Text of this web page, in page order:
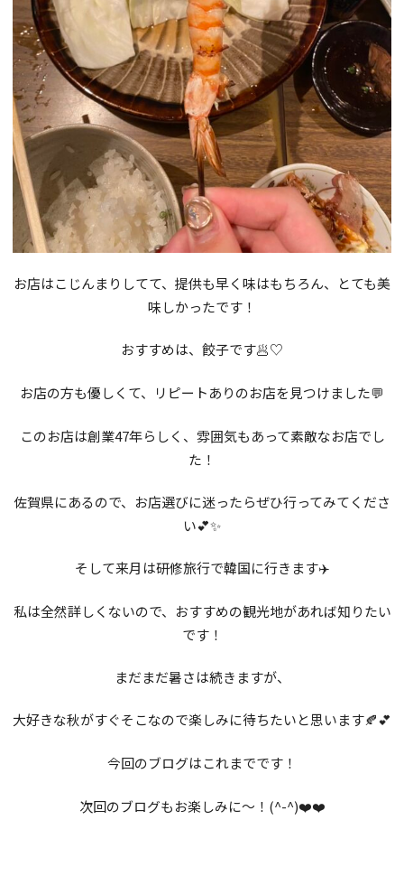
お店はこじんまりしてて、提供も早く味はもちろん、とても美
味しかったです！
おすすめは、餃子です🥟♡
お店の方も優しくて、リピートありのお店を見つけました💬
このお店は創業47年らしく、雰囲気もあって素敵なお店でし
た！
佐賀県にあるので、お店選びに迷ったらぜひ行ってみてくださ
い💕✨
そして来月は研修旅行で韓国に行きます✈️
私は全然詳しくないので、おすすめの観光地があれば知りたい
です！
まだまだ暑さは続きますが、
大好きな秋がすぐそこなので楽しみに待ちたいと思います🍂💕
今回のブログはこれまでです！
次回のブログもお楽しみに〜！(^-^)❤️❤️